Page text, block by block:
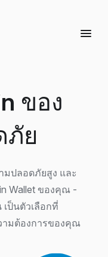
ของ
ภัย
ปลอดภัยสูง และ
Wallet ของคุณ -
ป็นตัวเลือกที่
ามต้องการของคุณ